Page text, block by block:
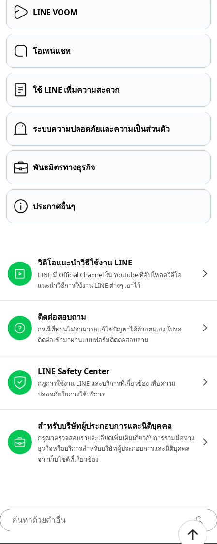
LINE VOOM
โอเพนแชท
ใช้ LINE เพิ่มความสะดวก
ระบบความปลอดภัยและความเป็นส่วนตัว
พันธมิตรทางธุรกิจ
ประกาศอื่นๆ
วิดีโอแนะนำวิธีใช้งาน LINE
LINE มี Official Channel ใน Youtube ที่อัปโหลดวิดีโอ
แนะนำวิธีการใช้งาน LINE ต่างๆ เอาไว้
ติดต่อสอบถาม
กรณีที่ท่านไม่สามารถแก้ไขปัญหาได้ด้วยตนเอง โปรด
ติดต่อเข้ามาผ่านแบบฟอร์มติดต่อสอบถาม
LINE Safety Center
กฎการใช้งาน LINE และบริการที่เกี่ยวข้อง เพื่อความ
ปลอดภัยในการใช้บริการ
สำหรับบริษัทผู้ประกอบการและนิติบุคคล
กรุณาตรวจสอบรายละเอียดเพิ่มเติมเกี่ยวกับการร่วมมือทาง
ธุรกิจหรือบริการสำหรับบริษัทผู้ประกอบการและนิติบุคคล
จากเว็บไซต์ที่เกี่ยวข้อง